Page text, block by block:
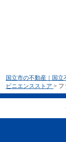
国立市の不動産｜国立
ビニエンスストア > フ